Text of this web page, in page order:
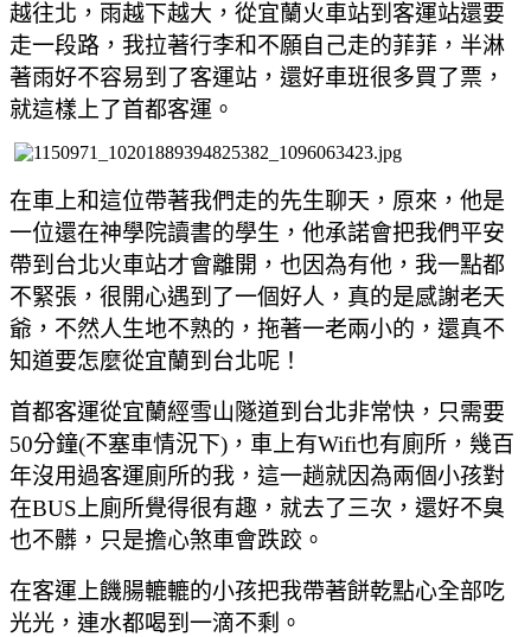
越往北 ，雨越下越大 ，從宜蘭火車站到客運站還要
走一段路 ，我拉著行李和不願自己走的菲菲 ，半淋
著雨好不容易到了客運站 ，還好車班很多買了票 ，
就這樣上了首都客運 。
在車上和這位帶著我們走的先生聊天 ，原來 ，他是
一位還在神學院讀書的學生 ，他承諾會把我們平安
帶到台北火車站才會離開 ，也因為有他 ，我一點都
不緊張 ，很開心遇到了一個好人 ，真的是感謝老天
爺 ，不然人生地不熟的 ，拖著一老兩小的 ， 還真不
知道要怎麼從宜蘭到台北呢！
首都客運從宜蘭經雪山隧道到台北非常快 ， 只需要
50分鐘(不塞車情況下) ，車上有Wifi也有廁所 ，幾百
年沒用過客運廁所的我 ，這一趟就因為兩個小孩對
在BUS上廁所覺得很有趣 ，就去了三次 ，還好不臭
也不髒 ，只是擔心煞車會跌跤。
在客運上饑腸轆轆的小孩把我帶著餅乾點心全部吃
光光 ，連水都喝到一滴不剩。